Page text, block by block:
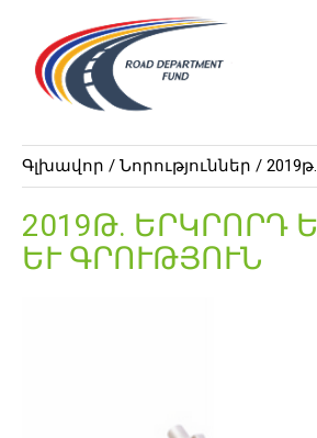
Գլխավոր / Նորություններ /
2019Թ. ԵՐԿՐՈՐԴ
ԵՒ ԳՐՈՒԹՅՈՒՆ